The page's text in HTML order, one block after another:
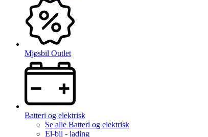
Mjøsbil Outlet
Batteri og elektrisk
Se alle Batteri og elektrisk
El-bil - lading